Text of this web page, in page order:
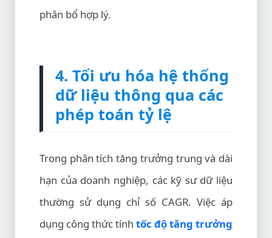
phân bổ hợp lý.
4. Tối ưu hóa hệ thống
dữ liệu thông qua các
phép toán tỷ lệ
Trong phân tích tăng trưởng trung và dài
hạn của doanh nghiệp, các kỹ sư dữ liệu
thường sử dụng chỉ số CAGR. Việc áp
dụng công thức tính tốc độ tăng trưởng